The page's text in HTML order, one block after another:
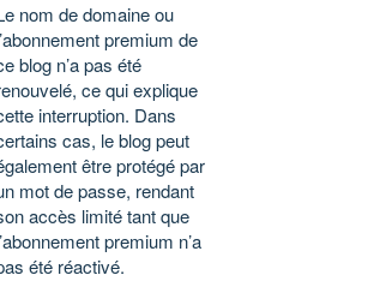
nom de domaine ou
premium de
blog n’a pas été
ce qui explique
interruption. Dans
cas, le blog peut
être protégé par
mot de passe, rendant
accès limité tant que
premium n’a
été réactivé.